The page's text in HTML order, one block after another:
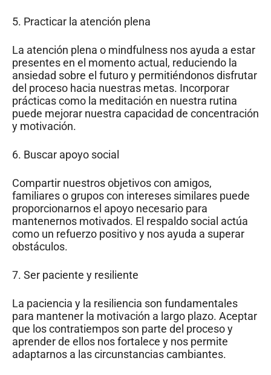
5. Practicar la atención plena
La atención plena o mindfulness nos ayuda a estar
presentes en el momento actual, reduciendo la
ansiedad sobre el futuro y permitiéndonos disfrutar
del proceso hacia nuestras metas. Incorporar
prácticas como la meditación en nuestra rutina
puede mejorar nuestra capacidad de concentración
y motivación.
6. Buscar apoyo social
Compartir nuestros objetivos con amigos,
familiares o grupos con intereses similares puede
proporcionarnos el apoyo necesario para
mantenernos motivados. El respaldo social actúa
como un refuerzo positivo y nos ayuda a superar
obstáculos.
7. Ser paciente y resiliente
La paciencia y la resiliencia son fundamentales
para mantener la motivación a largo plazo. Aceptar
que los contratiempos son parte del proceso y
aprender de ellos nos fortalece y nos permite
adaptarnos a las circunstancias cambiantes.